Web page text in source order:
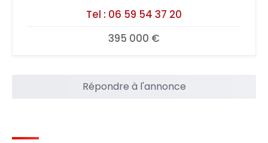
Tel : 06 59 54 37 20
395 000 €
Répondre à l'annonce